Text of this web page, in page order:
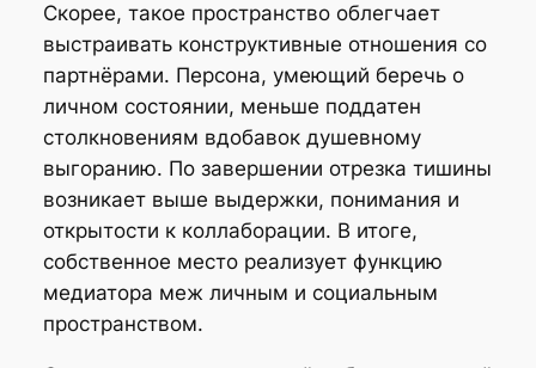
Скорее, такое пространство облегчает
выстраивать конструктивные отношения cо
партнёрами. Персона, умеющий беречь о
личном состоянии, меньше поддатен
столкновениям вдобавок душевному
выгоранию. По завершении отрезка тишины
возникает выше выдержки, понимания и
открытости к коллаборации. В итоге,
собственное место реализует функцию
медиатора меж личным и социальным
пространством.